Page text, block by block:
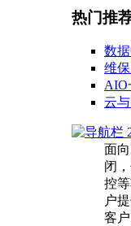
热门推
数
维
AIO
云
面
闭
控
户
客